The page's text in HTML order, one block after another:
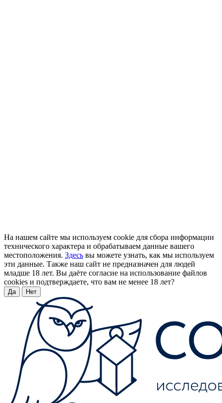
На нашем сайте мы используем cookie для сбора информации
технического характера и обрабатываем данные вашего
местоположения. Здесь вы можете узнать, как мы используем
эти данные. Также наш сайт не предназначен для людей
младше 18 лет. Вы даёте согласие на использование файлов
cookies и подтверждаете, что вам не менее 18 лет?
Да Нет